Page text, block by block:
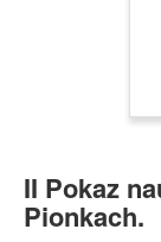
II Pokaz
Pionkach.